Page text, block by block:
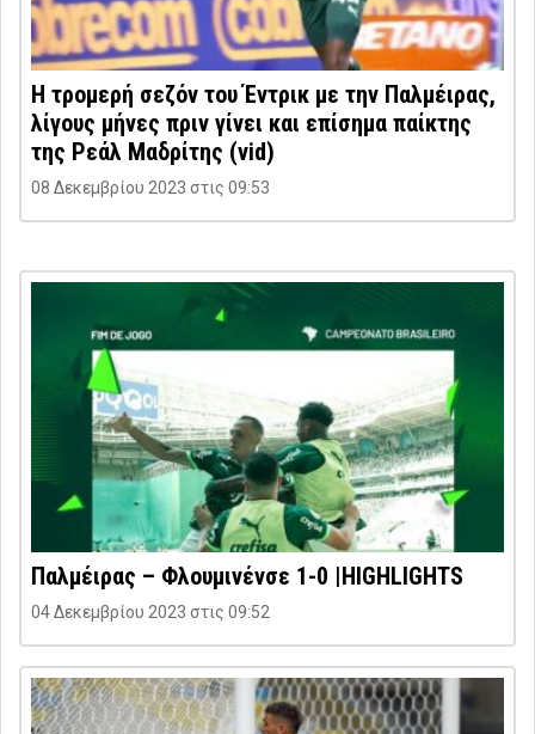
Η τρομερή σεζόν του Έντρικ με την Παλμέιρας,
λίγους μήνες πριν γίνει και επίσημα παίκτης
της Ρεάλ Μαδρίτης (vid)
08 Δεκεμβρίου 2023 στις 09:53
Παλμέιρας – Φλουμινένσε 1-0 |HIGHLIGHTS
04 Δεκεμβρίου 2023 στις 09:52